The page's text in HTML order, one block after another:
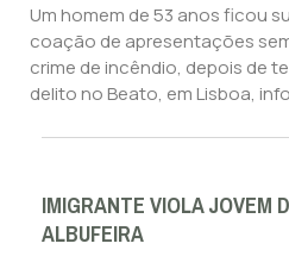
Um homem de 53 anos ficou
coação de apresentações
crime de incêndio, depois de
delito no Beato, em Lisboa,
IMIGRANTE VIOLA JOVEM
ALBUFEIRA